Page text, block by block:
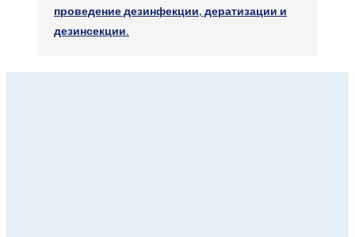
проведение дезинфекции, дератизации и
дезинсекции.